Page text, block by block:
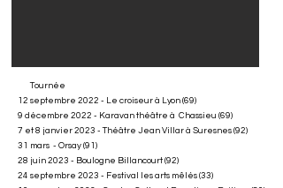
Tournée
12 septembre 2022 - Le croiseur à Lyon (69)
9 décembre 2022 - Karavan théâtre à Chassieu (69)
7 et 8 janvier 2023 - Théâtre Jean Villar à Suresnes (92)
31 mars - Orsay (91)
28 juin 2023 - Boulogne Billancourt (92)
24 septembre 2023 - Festival les arts mêlés (33)